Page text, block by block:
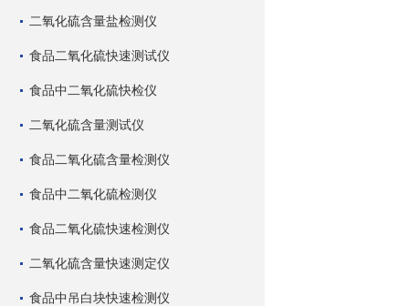
二氧化硫含量盐检测仪
食品二氧化硫快速测试仪
食品中二氧化硫快检仪
二氧化硫含量测试仪
食品二氧化硫含量检测仪
食品中二氧化硫检测仪
食品二氧化硫快速检测仪
二氧化硫含量快速测定仪
食品中吊白块快速检测仪